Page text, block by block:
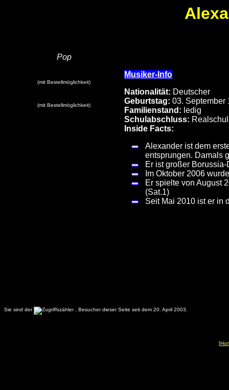
Pop
(mit Bestellmöglichkeit)
(mit Bestellmöglichkeit)
Musiker-Info
Nationalität: Deutscher
Geburtstag: 03. September
Familienstand: ledig
Schulabschluss:
Inside Facts:
Alexander ist dem
entsprungen. Damals
Er ist großer
Im Oktober 2006
Er spielte von August
(Sat.1)
Seit Mai 2010 ist er in
Sie sind der . Besucher dieser Seite seit dem 20. April 2003.
[